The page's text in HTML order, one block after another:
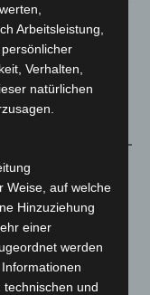
Oper im
3.249
Arbeitsleistung,
Verhalten,
natürlichen
Weise, auf welche
Hinzuziehung
einer
werden
und